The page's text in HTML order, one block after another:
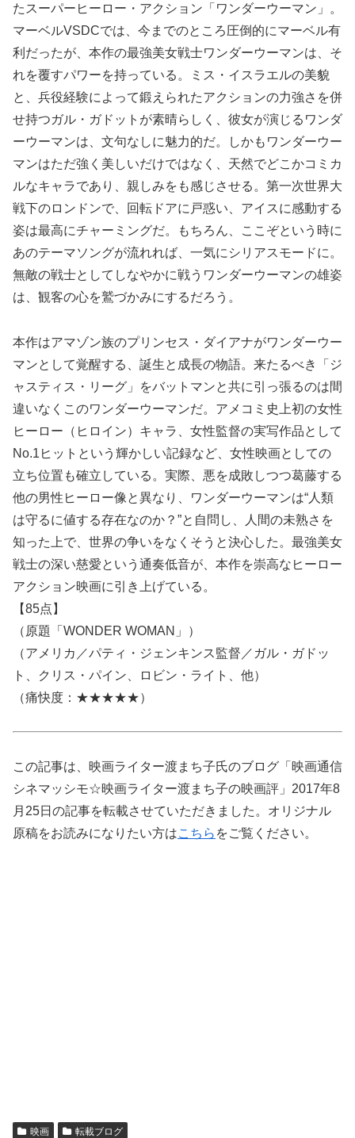
たスーパーヒーロー・アクション「ワンダーウーマン」。
マーベルVSDCでは、今までのところ圧倒的にマーベル有
利だったが、本作の最強美女戦士ワンダーウーマンは、そ
れを覆すパワーを持っている。ミス・イスラエルの美貌
と、兵役経験によって鍛えられたアクションの力強さを併
せ持つガル・ガドットが素晴らしく、彼女が演じるワンダ
ーウーマンは、文句なしに魅力的だ。しかもワンダーウー
マンはただ強く美しいだけではなく、天然でどこかコミカ
ルなキャラであり、親しみをも感じさせる。第一次世界大
戦下のロンドンで、回転ドアに戸惑い、アイスに感動する
姿は最高にチャーミングだ。もちろん、ここぞという時に
あのテーマソングが流れれば、一気にシリアスモードに。
無敵の戦士としてしなやかに戦うワンダーウーマンの雄姿
は、観客の心を鷲づかみにするだろう。
本作はアマゾン族のプリンセス・ダイアナがワンダーウー
マンとして覚醒する、誕生と成長の物語。来たるべき「ジ
ャスティス・リーグ」をバットマンと共に引っ張るのは間
違いなくこのワンダーウーマンだ。アメコミ史上初の女性
ヒーロー（ヒロイン）キャラ、女性監督の実写作品として
No.1ヒットという輝かしい記録など、女性映画としての
立ち位置も確立している。実際、悪を成敗しつつ葛藤する
他の男性ヒーロー像と異なり、ワンダーウーマンは“人類
は守るに値する存在なのか？”と自問し、人間の未熟さを
知った上で、世界の争いをなくそうと決心した。最強美女
戦士の深い慈愛という通奏低音が、本作を崇高なヒーロー
アクション映画に引き上げている。
【85点】
（原題「WONDER WOMAN」）
（アメリカ／パティ・ジェンキンス監督／ガル・ガドッ
ト、クリス・パイン、ロビン・ライト、他）
（痛快度：★★★★★）
この記事は、映画ライター渡まち子氏のブログ「映画通信
シネマッシモ☆映画ライター渡まち子の映画評」2017年8
月25日の記事を転載させていただきました。オリジナル
原稿をお読みになりたい方はこちら をご覧ください。
映画 転載ブログ